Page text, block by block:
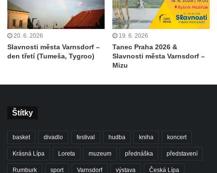
20. 6. 2026
Slavnosti města Varnsdorf –
den třetí (Tumeša, Tygroo)
19. 6. 2026
Tanec Praha 2026 &
Slavnosti města Varnsdorf –
Mizu
Štítky
basket divadlo festival hudba kniha koncert
Krásná Lípa Loreta muzeum přednáška představení
Rumburk sport Varnsdorf výstava Česká Lípa